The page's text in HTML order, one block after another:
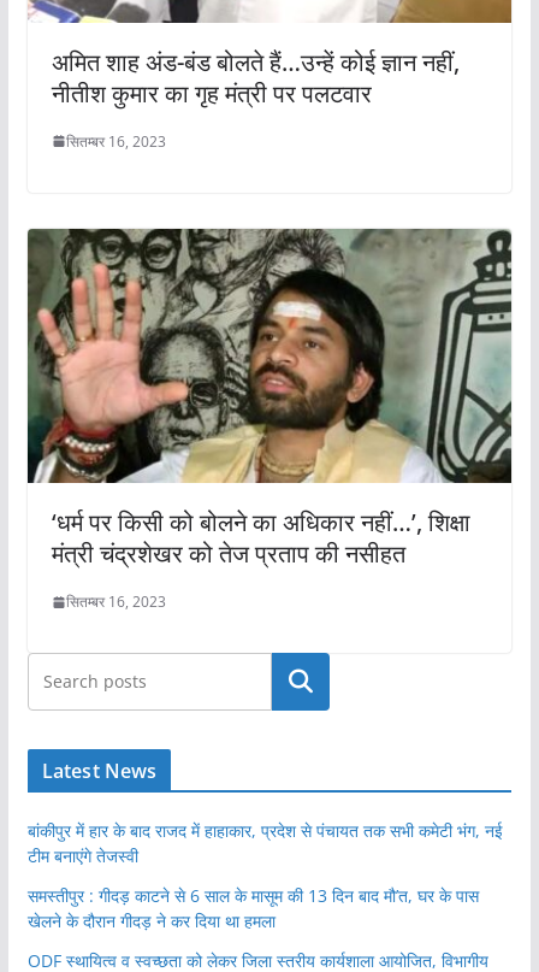
अमित शाह अंड-बंड बोलते हैं…उन्हें कोई ज्ञान नहीं,
नीतीश कुमार का गृह मंत्री पर पलटवार
सितम्बर 16, 2023
‘धर्म पर किसी को बोलने का अधिकार नहीं…’, शिक्षा
मंत्री चंद्रशेखर को तेज प्रताप की नसीहत
सितम्बर 16, 2023
खोजें
Latest News
बांकीपुर में हार के बाद राजद में हाहाकार, प्रदेश से पंचायत तक सभी कमेटी भंग, नई
टीम बनाएंगे तेजस्वी
समस्तीपुर : गीदड़ काटने से 6 साल के मासूम की 13 दिन बाद मौ’त, घर के पास
खेलने के दौरान गीदड़ ने कर दिया था हमला
ODF स्थायित्व व स्वच्छता को लेकर जिला स्तरीय कार्यशाला आयोजित, विभागीय